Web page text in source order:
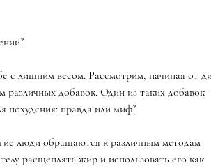
с лишним весом. Рассмотрим, начиная от
различных добавок. Один из таких добавок
похудения: правда или миф?
люди обращаются к различным методам
расщеплять жир и использовать его как